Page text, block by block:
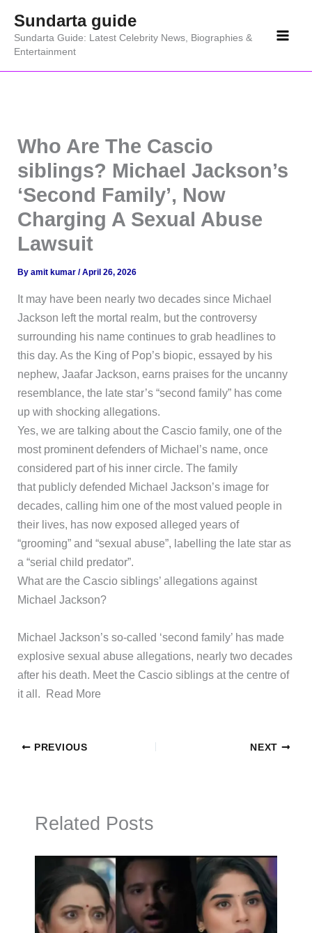
content
Sundarta guide
Sundarta Guide: Latest Celebrity News, Biographies &
Entertainment
Who Are The Cascio
siblings? Michael Jackson’s
‘Second Family’, Now
Charging A Sexual Abuse
Lawsuit
Byamit kumar/April 26, 2026
It may have been nearly two decades since Michael
Jackson left the mortal realm, but the controversy
surrounding his name continues to grab headlines to
this day. As the King of Pop’s biopic, essayed by his
nephew, Jaafar Jackson, earns praises for the uncanny
resemblance, the late star’s “second family” has come
up with shocking allegations.
Yes, we are talking about the Cascio family, one of the
most prominent defenders of Michael’s name, once
considered part of his inner circle. The family
that publicly defended Michael Jackson’s image for
decades, calling him one of the most valued people in
their lives, has now exposed alleged years of
“grooming” and “sexual abuse”, labelling the late star as
a “serial child predator”.
What are the Cascio siblings’ allegations against
Michael Jackson?
​Michael Jackson’s so-called ‘second family’ has made
explosive sexual abuse allegations, nearly two decades
after his death. Meet the Cascio siblings at the centre of
it all. ​Read More
PREVIOUS NEXT
Related Posts